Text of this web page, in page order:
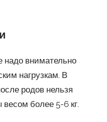
внимательно
нагрузкам. В
родов нельзя
более 5-6 кг.